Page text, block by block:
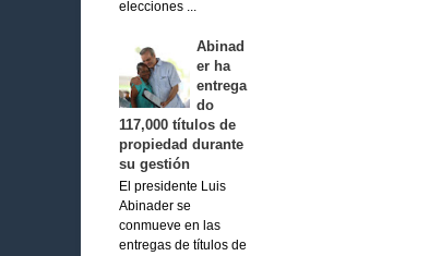
elecciones ...
Abinad
er ha
entrega
do
117,000 títulos de
propiedad durante
su gestión
El presidente Luis
Abinader se
conmueve en las
entregas de títulos de